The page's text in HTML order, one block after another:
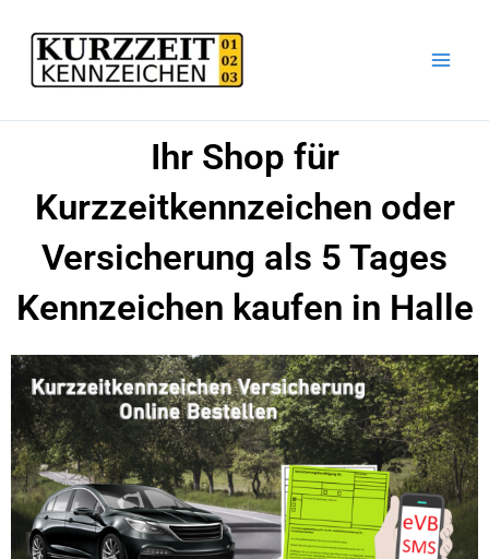
Inhalt
springen
Ihr Shop für
Kurzzeitkennzeichen oder
Versicherung als 5 Tages
Kennzeichen kaufen in Halle